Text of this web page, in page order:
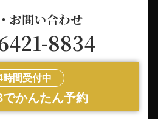
お問い合わせ
8834
時間受付中
でかんたん予約